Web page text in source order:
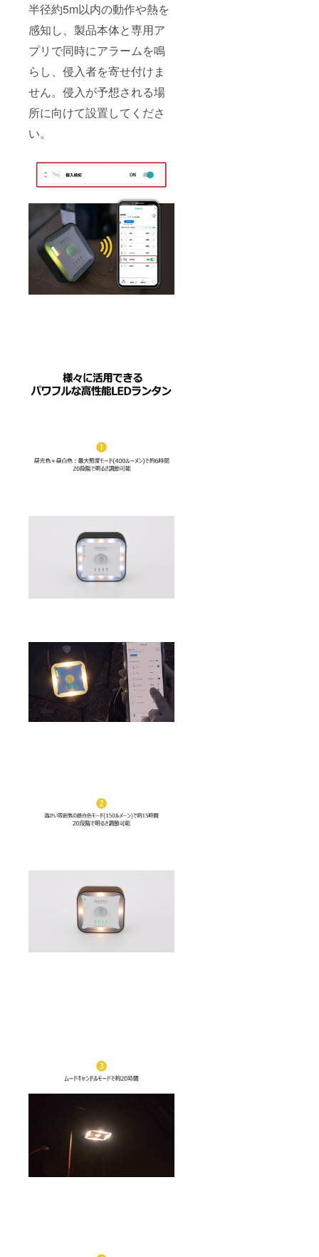
半径約5m以内の動作や熱を
感知し、製品本体と専用ア
プリで同時にアラームを鳴
らし、侵入者を寄せ付けま
せん。侵入が予想される場
所に向けて設置してくださ
い。